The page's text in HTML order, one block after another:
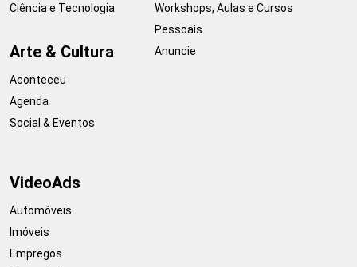
Ciência e Tecnologia
Arte & Cultura
Aconteceu
Agenda
Social & Eventos
Workshops, Aulas e Cursos
Pessoais
Anuncie
VideoAds
Automóveis
Imóveis
Empregos